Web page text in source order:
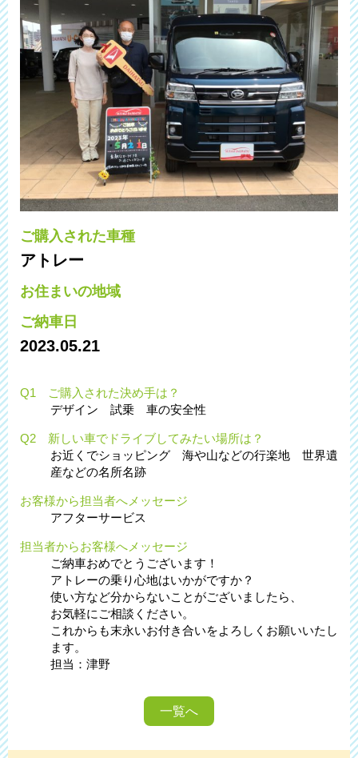
ご購入された車種
アトレー
お住まいの地域
ご納車日
2023.05.21
Q1 ご購入された決め手は？
デザイン 試乗 車の安全性
Q2 新しい車でドライブしてみたい場所は？
お近くでショッピング 海や山などの行楽地 世界遺
産などの名所名跡
お客様から担当者へメッセージ
アフターサービス
担当者からお客様へメッセージ
ご納車おめでとうございます！
アトレーの乗り心地はいかがですか？
使い方など分からないことがございましたら、
お気軽にご相談ください。
これからも末永いお付き合いをよろしくお願いいたし
ます。
担当：津野
一覧へ